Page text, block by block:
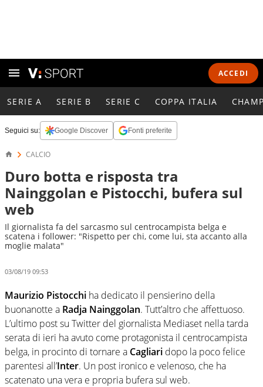
ACCEDI
SERIE A SERIE B SERIE C COPPA ITALIA
Seguici su: Google Discover Fonti preferite
CALCIO
Duro botta e risposta tra
Nainggolan e Pistocchi, bufera sul
web
Il giornalista fa del sarcasmo sul centrocampista belga e
scatena i follower: "Rispetto per chi, come lui, sta accanto alla
moglie malata"
03/08/19 09:53
Maurizio Pistocchi ha dedicato il pensierino della
buonanotte a Radja Nainggolan. Tutt’altro che affettuoso.
L’ultimo post su Twitter del giornalista Mediaset nella tarda
serata di ieri ha avuto come protagonista il centrocampista
belga, in procinto di tornare a Cagliari dopo la poco felice
parentesi all’Inter. Un post ironico e velenoso, che ha
scatenato una vera e propria bufera sul web.